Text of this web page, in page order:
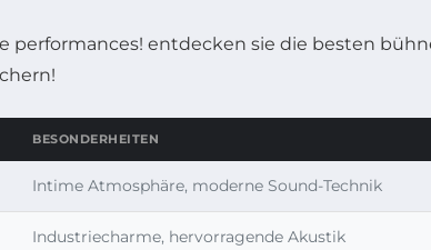
BESONDERHEITEN
Intime Atmosphäre, moderne Sound-Technik
Industriecharme, hervorragende Akustik